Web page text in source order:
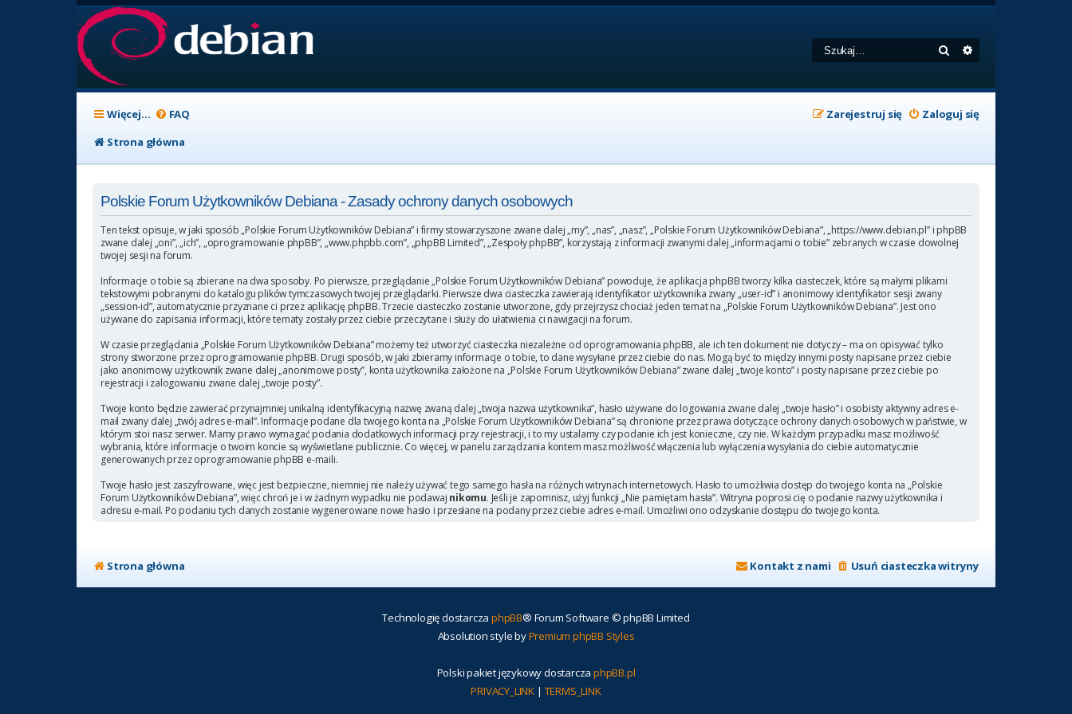
Szukaj
Więcej… FAQ Zaloguj się
Zarejestruj się
Strona główna
Polskie Forum Użytkowników Debiana - Zasady ochrony danych osobowych
Ten tekst opisuje, w jaki sposób „Polskie Forum Użytkowników Debiana” i firmy stowarzyszone zwane dalej „my”, „nas”, „nasz”, „Polskie Forum Użytkowników Debiana”, „https://www.debian.pl” i phpBB
zwane dalej „oni”, „ich”, „oprogramowanie phpBB”, „www.phpbb.com”, „phpBB Limited”, „Zespoły phpBB”, korzystają z informacji zwanymi dalej „informacjami o tobie” zebranych w czasie dowolnej
twojej sesji na forum.
Informacje o tobie są zbierane na dwa sposoby. Po pierwsze, przeglądanie „Polskie Forum Użytkowników Debiana” powoduje, że aplikacja phpBB tworzy kilka ciasteczek, które są małymi plikami
tekstowymi pobranymi do katalogu plików tymczasowych twojej przeglądarki. Pierwsze dwa ciasteczka zawierają identyfikator użytkownika zwany „user-id” i anonimowy identyfikator sesji zwany
„session-id”, automatycznie przyznane ci przez aplikację phpBB. Trzecie ciasteczko zostanie utworzone, gdy przejrzysz chociaż jeden temat na „Polskie Forum Użytkowników Debiana”. Jest ono
używane do zapisania informacji, które tematy zostały przez ciebie przeczytane i służy do ułatwienia ci nawigacji na forum.
W czasie przeglądania „Polskie Forum Użytkowników Debiana” możemy też utworzyć ciasteczka niezależne od oprogramowania phpBB, ale ich ten dokument nie dotyczy – ma on opisywać tylko
strony stworzone przez oprogramowanie phpBB. Drugi sposób, w jaki zbieramy informacje o tobie, to dane wysyłane przez ciebie do nas. Mogą być to między innymi posty napisane przez ciebie
jako anonimowy użytkownik zwane dalej „anonimowe posty”, konta użytkownika założone na „Polskie Forum Użytkowników Debiana” zwane dalej „twoje konto” i posty napisane przez ciebie po
rejestracji i zalogowaniu zwane dalej „twoje posty”.
Twoje konto będzie zawierać przynajmniej unikalną identyfikacyjną nazwę zwaną dalej „twoja nazwa użytkownika”, hasło używane do logowania zwane dalej „twoje hasło” i osobisty aktywny adres e-
mail zwany dalej „twój adres e-mail”. Informacje podane dla twojego konta na „Polskie Forum Użytkowników Debiana” są chronione przez prawa dotyczące ochrony danych osobowych w państwie, w
którym stoi nasz serwer. Mamy prawo wymagać podania dodatkowych informacji przy rejestracji, i to my ustalamy czy podanie ich jest konieczne, czy nie. W każdym przypadku masz możliwość
wybrania, które informacje o twoim koncie są wyświetlane publicznie. Co więcej, w panelu zarządzania kontem masz możliwość włączenia lub wyłączenia wysyłania do ciebie automatycznie
generowanych przez oprogramowanie phpBB e-maili.
Twoje hasło jest zaszyfrowane, więc jest bezpieczne, niemniej nie należy używać tego samego hasła na różnych witrynach internetowych. Hasło to umożliwia dostęp do twojego konta na „Polskie
Forum Użytkowników Debiana”, więc chroń je i w żadnym wypadku nie podawaj nikomu. Jeśli je zapomnisz, użyj funkcji „Nie pamiętam hasła”. Witryna poprosi cię o podanie nazwy użytkownika i
adresu e-mail. Po podaniu tych danych zostanie wygenerowane nowe hasło i przesłane na podany przez ciebie adres e-mail. Umożliwi ono odzyskanie dostępu do twojego konta.
Strona główna Usuń ciasteczka witryny
Kontakt z nami
Technologię dostarcza phpBB® Forum Software © phpBB Limited
Absolution style byPremium phpBB Styles
Polski pakiet językowy dostarcza phpBB.pl
PRIVACY_LINK | TERMS_LINK